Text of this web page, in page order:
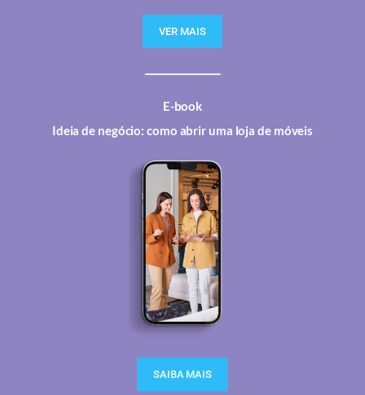
VER MAIS
E-book
Ideia de negócio: como abrir uma loja de móveis
SAIBA MAIS